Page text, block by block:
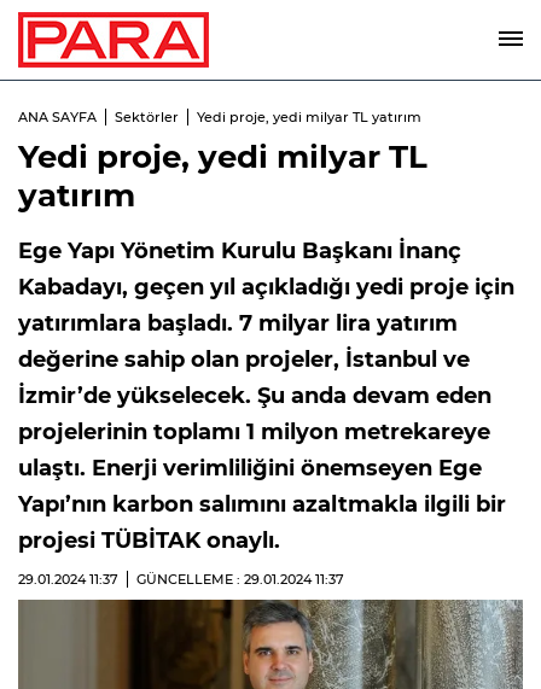
ANA SAYFA Sektörler Yedi proje, yedi milyar TL yatırım
Yedi proje, yedi milyar TL
yatırım
Ege Yapı Yönetim Kurulu Başkanı İnanç
Kabadayı, geçen yıl açıkladığı yedi proje için
yatırımlara başladı. 7 milyar lira yatırım
değerine sahip olan projeler, İstanbul ve
İzmir’de yükselecek. Şu anda devam eden
projelerinin toplamı 1 milyon metrekareye
ulaştı. Enerji verimliliğini önemseyen Ege
Yapı’nın karbon salımını azaltmakla ilgili bir
projesi TÜBİTAK onaylı.
29.01.202411:37 GÜNCELLEME : 29.01.202411:37